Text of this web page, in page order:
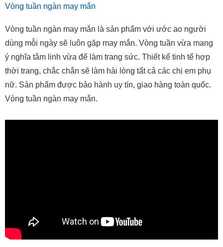
Vòng tuần ngàn may mắn
Vòng tuần ngàn may mắn là sản phẩm với ước ao người
dùng mỗi ngày sẽ luôn gặp may mắn. Vòng tuần vừa mang
ý nghĩa tâm linh vừa để làm trang sức. Thiết kế tinh tế hợp
thời trang, chắc chắn sẽ làm hài lòng tất cả các chị em phụ
nữ. Sản phẩm được bảo hành uy tín, giao hàng toàn quốc.
Vòng tuần ngàn may mắn.